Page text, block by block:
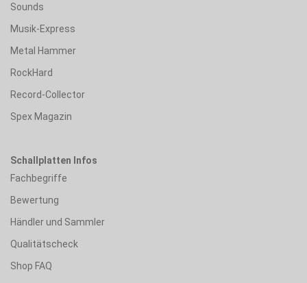
Sounds
Musik-Express
Metal Hammer
RockHard
Record-Collector
Spex Magazin
Schallplatten Infos
Fachbegriffe
Bewertung
Händler und Sammler
Qualitätscheck
Shop FAQ